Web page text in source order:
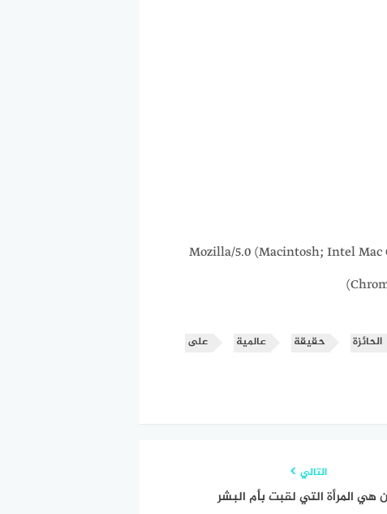
216.73.216.222 Mozilla/5.0 (Macintosh;
الحائزة حقيقة عالمية
على
التالي
هي المرأة التي لقبت بأم البشر